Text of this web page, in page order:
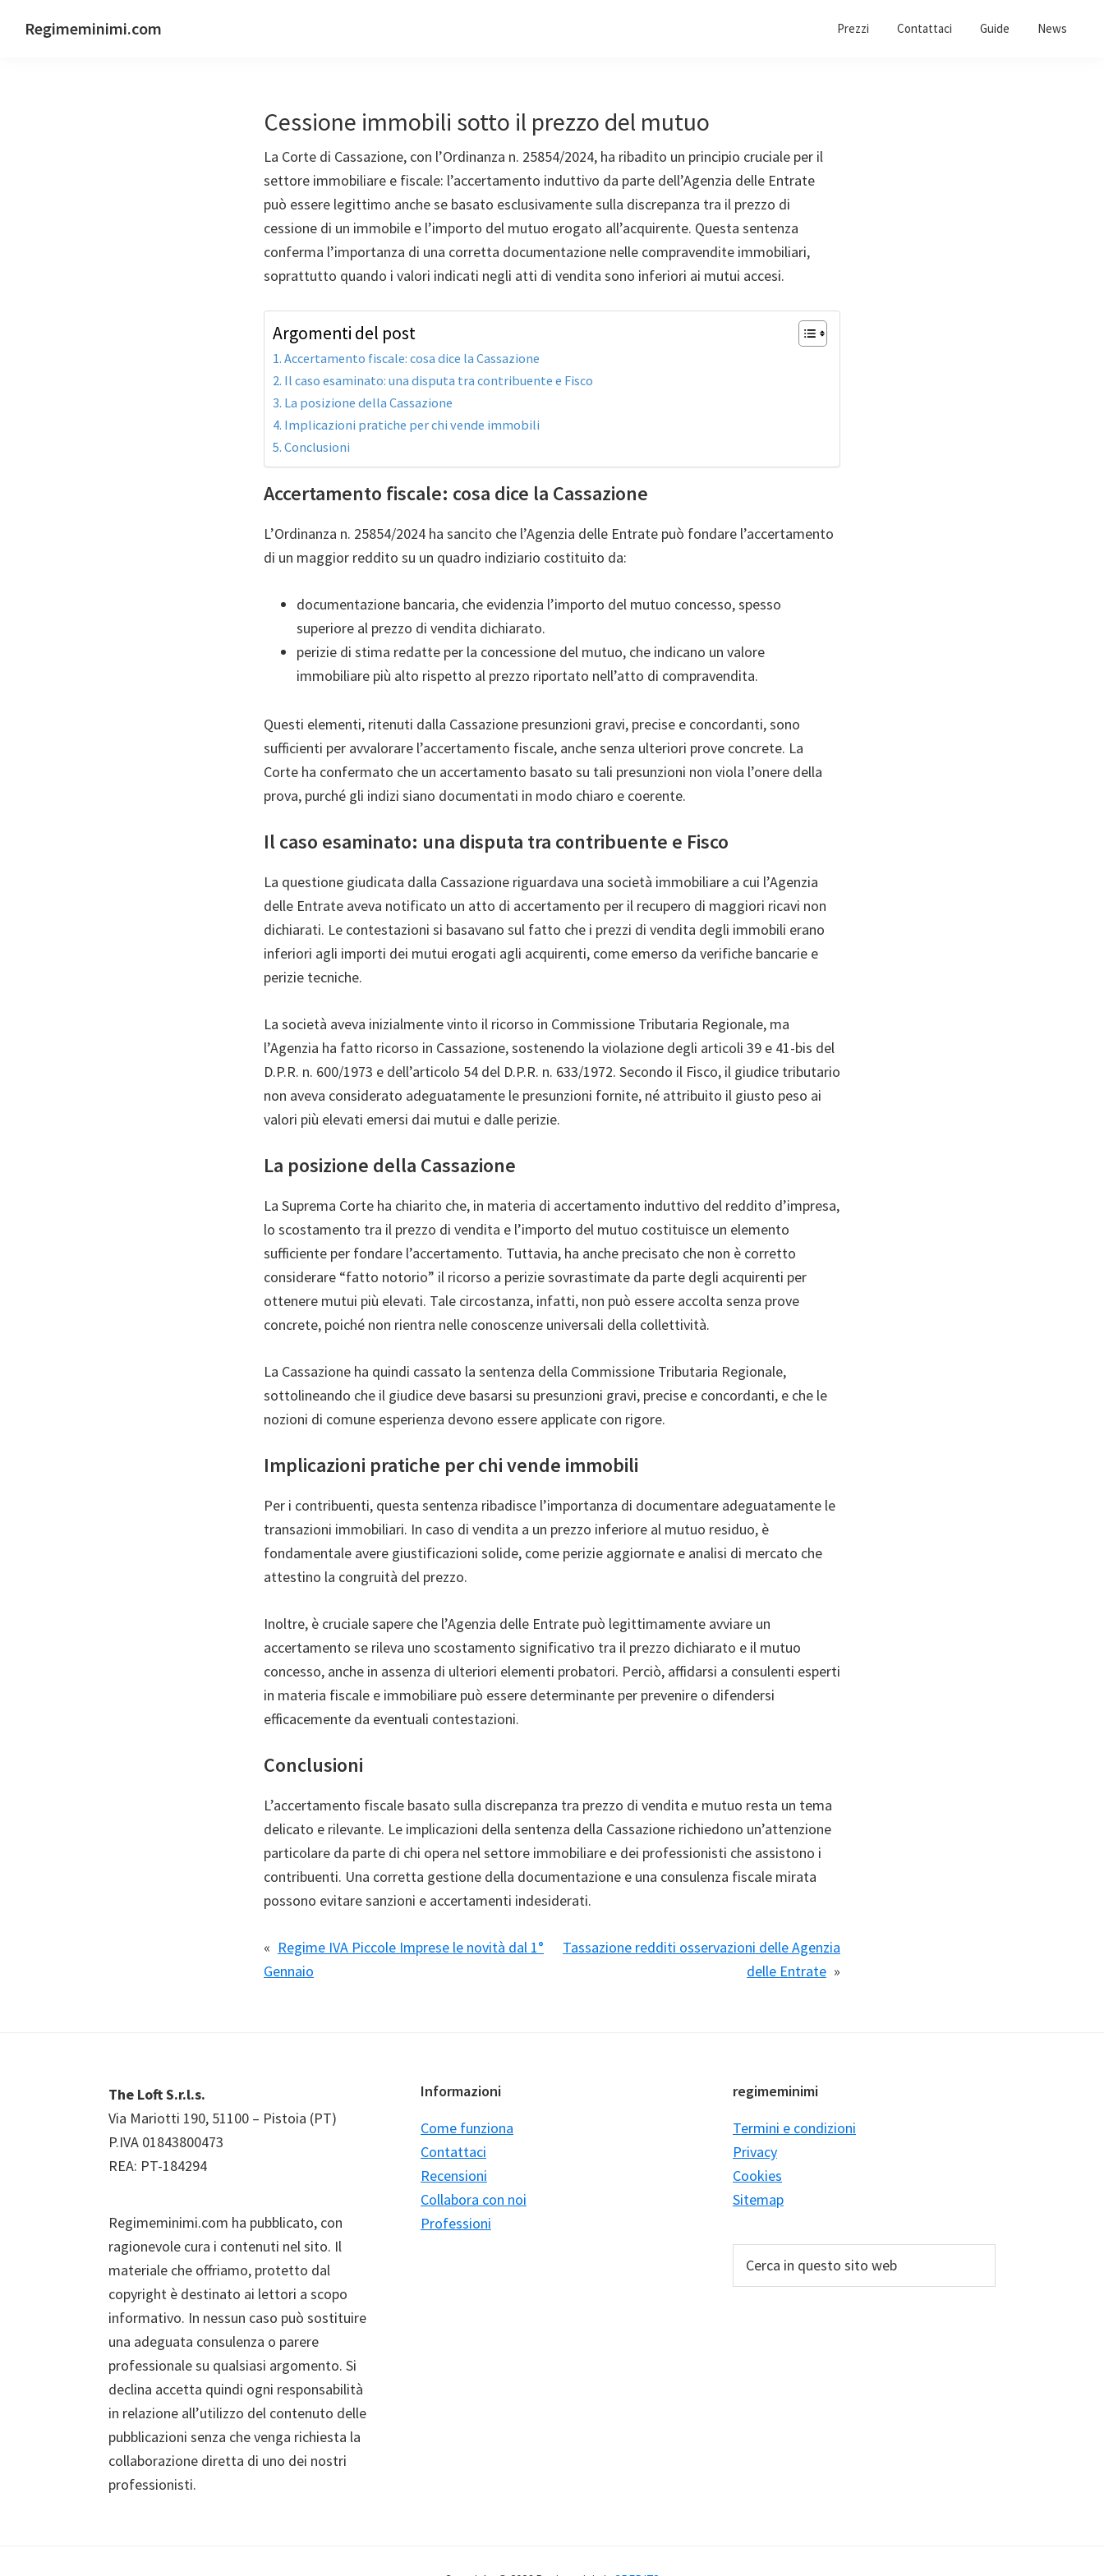
Regimeminimi.com Prezzi Contattaci Guide News
Cessione immobili sotto il prezzo del mutuo
La Corte di Cassazione, con l’Ordinanza n. 25854/2024, ha ribadito un principio cruciale per il
settore immobiliare e fiscale: l’accertamento induttivo da parte dell’Agenzia delle Entrate
può essere legittimo anche se basato esclusivamente sulla discrepanza tra il prezzo di
cessione di un immobile e l’importo del mutuo erogato all’acquirente. Questa sentenza
conferma l’importanza di una corretta documentazione nelle compravendite immobiliari,
soprattutto quando i valori indicati negli atti di vendita sono inferiori ai mutui accesi.
Argomenti del post
Accertamento fiscale: cosa dice la Cassazione
Il caso esaminato: una disputa tra contribuente e Fisco
La posizione della Cassazione
Implicazioni pratiche per chi vende immobili
Conclusioni
Accertamento fiscale: cosa dice la Cassazione
L’Ordinanza n. 25854/2024 ha sancito che l’Agenzia delle Entrate può fondare l’accertamento
di un maggior reddito su un quadro indiziario costituito da:
documentazione bancaria, che evidenzia l’importo del mutuo concesso, spesso
superiore al prezzo di vendita dichiarato.
perizie di stima redatte per la concessione del mutuo, che indicano un valore
immobiliare più alto rispetto al prezzo riportato nell’atto di compravendita.
Questi elementi, ritenuti dalla Cassazione presunzioni gravi, precise e concordanti, sono
sufficienti per avvalorare l’accertamento fiscale, anche senza ulteriori prove concrete. La
Corte ha confermato che un accertamento basato su tali presunzioni non viola l’onere della
prova, purché gli indizi siano documentati in modo chiaro e coerente.
Il caso esaminato: una disputa tra contribuente e Fisco
La questione giudicata dalla Cassazione riguardava una società immobiliare a cui l’Agenzia
delle Entrate aveva notificato un atto di accertamento per il recupero di maggiori ricavi non
dichiarati. Le contestazioni si basavano sul fatto che i prezzi di vendita degli immobili erano
inferiori agli importi dei mutui erogati agli acquirenti, come emerso da verifiche bancarie e
perizie tecniche.
La società aveva inizialmente vinto il ricorso in Commissione Tributaria Regionale, ma
l’Agenzia ha fatto ricorso in Cassazione, sostenendo la violazione degli articoli 39 e 41-bis del
D.P.R. n. 600/1973 e dell’articolo 54 del D.P.R. n. 633/1972. Secondo il Fisco, il giudice tributario
non aveva considerato adeguatamente le presunzioni fornite, né attribuito il giusto peso ai
valori più elevati emersi dai mutui e dalle perizie.
La posizione della Cassazione
La Suprema Corte ha chiarito che, in materia di accertamento induttivo del reddito d’impresa,
lo scostamento tra il prezzo di vendita e l’importo del mutuo costituisce un elemento
sufficiente per fondare l’accertamento. Tuttavia, ha anche precisato che non è corretto
considerare “fatto notorio” il ricorso a perizie sovrastimate da parte degli acquirenti per
ottenere mutui più elevati. Tale circostanza, infatti, non può essere accolta senza prove
concrete, poiché non rientra nelle conoscenze universali della collettività.
La Cassazione ha quindi cassato la sentenza della Commissione Tributaria Regionale,
sottolineando che il giudice deve basarsi su presunzioni gravi, precise e concordanti, e che le
nozioni di comune esperienza devono essere applicate con rigore.
Implicazioni pratiche per chi vende immobili
Per i contribuenti, questa sentenza ribadisce l’importanza di documentare adeguatamente le
transazioni immobiliari. In caso di vendita a un prezzo inferiore al mutuo residuo, è
fondamentale avere giustificazioni solide, come perizie aggiornate e analisi di mercato che
attestino la congruità del prezzo.
Inoltre, è cruciale sapere che l’Agenzia delle Entrate può legittimamente avviare un
accertamento se rileva uno scostamento significativo tra il prezzo dichiarato e il mutuo
concesso, anche in assenza di ulteriori elementi probatori. Perciò, affidarsi a consulenti esperti
in materia fiscale e immobiliare può essere determinante per prevenire o difendersi
efficacemente da eventuali contestazioni.
Conclusioni
L’accertamento fiscale basato sulla discrepanza tra prezzo di vendita e mutuo resta un tema
delicato e rilevante. Le implicazioni della sentenza della Cassazione richiedono un’attenzione
particolare da parte di chi opera nel settore immobiliare e dei professionisti che assistono i
contribuenti. Una corretta gestione della documentazione e una consulenza fiscale mirata
possono evitare sanzioni e accertamenti indesiderati.
« Regime IVA Piccole Imprese le novità dal 1°
Gennaio
Tassazione redditi osservazioni delle Agenzia
delle Entrate »
The Loft S.r.l.s.
Via Mariotti 190, 51100 – Pistoia (PT)
P.IVA 01843800473
REA: PT-184294
Regimeminimi.com ha pubblicato, con
ragionevole cura i contenuti nel sito. Il
materiale che offriamo, protetto dal
copyright è destinato ai lettori a scopo
informativo. In nessun caso può sostituire
una adeguata consulenza o parere
professionale su qualsiasi argomento. Si
declina accetta quindi ogni responsabilità
in relazione all’utilizzo del contenuto delle
pubblicazioni senza che venga richiesta la
collaborazione diretta di uno dei nostri
professionisti.
Informazioni
Come funziona
Contattaci
Recensioni
Collabora con noi
Professioni
regimeminimi
Termini e condizioni
Privacy
Cookies
Sitemap